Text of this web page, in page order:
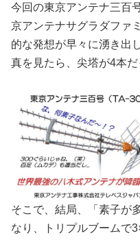
今回の東京アンテナ三百
京アンテナサグラダファ
的な発想が早々に湧き出
真を見たら、尖塔が4本だ
そこで、結局、「素子が
なり、トリプルブームで